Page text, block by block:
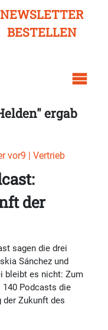
NEWSLETTER
BESTELLEN
ergab
vor9 | Vertrieb
der
sagen die drei
Sánchez und
bleibt es nicht: Zum
Podcasts die
Zukunft des